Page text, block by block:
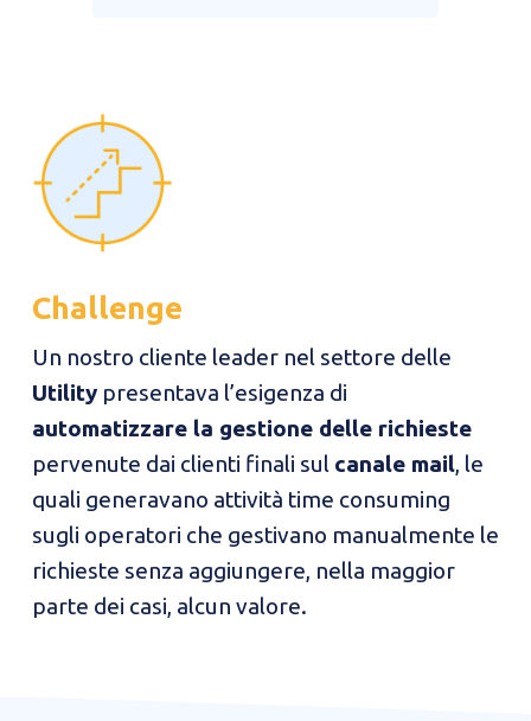
Challenge
Un nostro cliente leader nel settore delle
Utilitypresentava l’esigenza di
automatizzare la gestione delle richieste
pervenute dai clienti finali sul canale mail, le
quali generavano attività time consuming
sugli operatori che gestivano manualmente le
richieste senza aggiungere, nella maggior
parte dei casi, alcun valore.